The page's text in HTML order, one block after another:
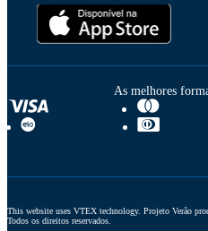
As melhores
This website uses VTEX technology. Projeto Verão
Todos os direitos reservados.